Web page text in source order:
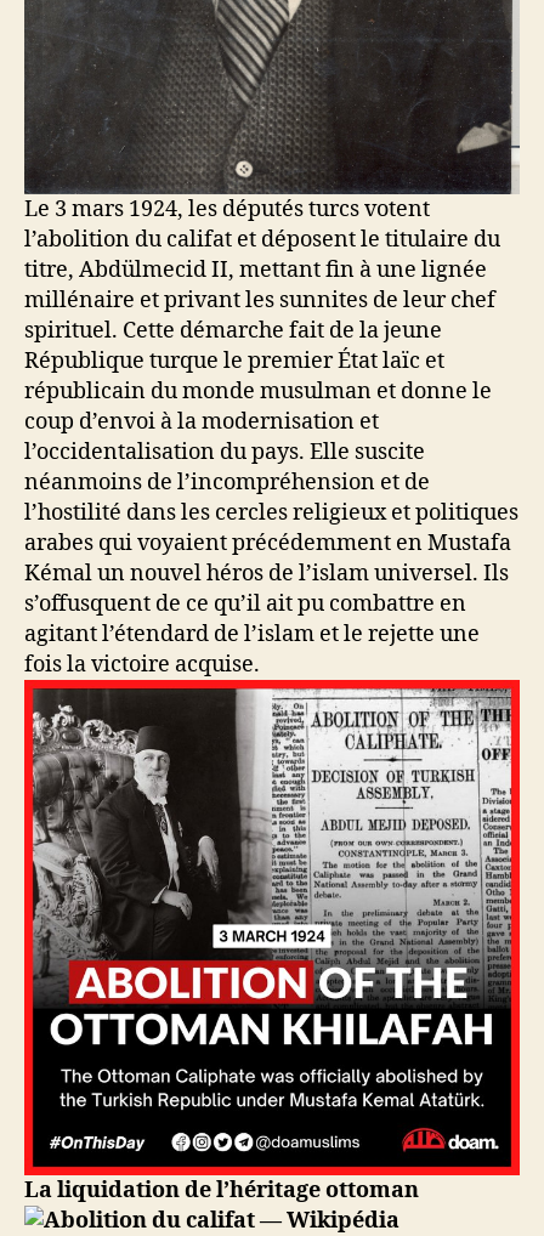
Le 3 mars 1924, les députés turcs votent
l’abolition du califat et déposent le titulaire du
titre, Abdülmecid II, mettant fin à une lignée
millénaire et privant les sunnites de leur chef
spirituel. Cette démarche fait de la jeune
République turque le premier État laïc et
républicain du monde musulman et donne le
coup d’envoi à la modernisation et
l’occidentalisation du pays. Elle suscite
néanmoins de l’incompréhension et de
l’hostilité dans les cercles religieux et politiques
arabes qui voyaient précédemment en Mustafa
Kémal un nouvel héros de l’islam universel. Ils
s’offusquent de ce qu’il ait pu combattre en
agitant l’étendard de l’islam et le rejette une
fois la victoire acquise.
La liquidation de l’héritage ottoman